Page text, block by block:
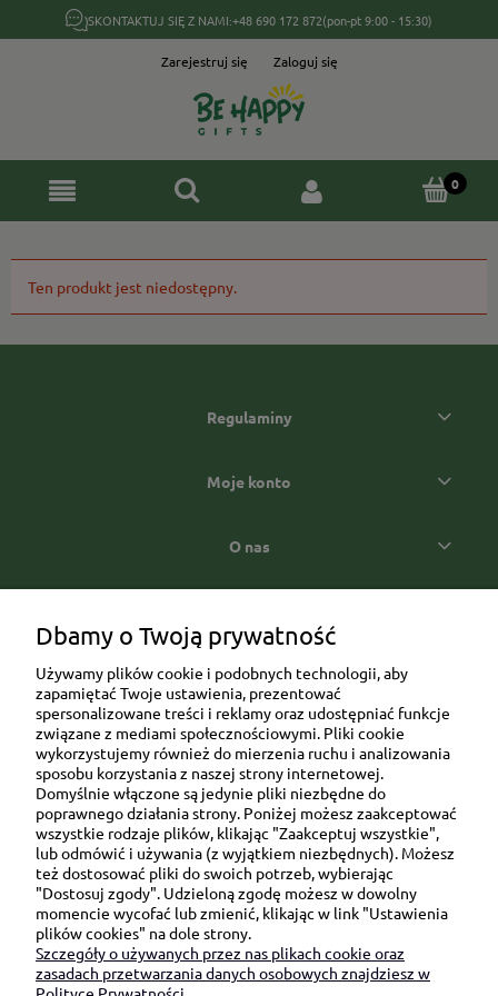
SKONTAKTUJ SIĘ Z NAMI:+48 690 172 872(pon-pt 9:00 - 15:30)
Zarejestruj się Zaloguj się
Ten produkt jest niedostępny.
Regulaminy
Moje konto
O nas
Ul. Brukowa 6/8 lok. 57/58
91-341 Łódź
NIP: 6751510615
SKONTAKTUJ SIĘ Z NAMI:
sklep@be-happygifts.com
+48 690 172 872
Dbamy o Twoją prywatność
Używamy plików cookie i podobnych technologii, aby
zapamiętać Twoje ustawienia, prezentować
spersonalizowane treści i reklamy oraz udostępniać funkcje
związane z mediami społecznościowymi. Pliki cookie
wykorzystujemy również do mierzenia ruchu i analizowania
sposobu korzystania z naszej strony internetowej.
Domyślnie włączone są jedynie pliki niezbędne do
poprawnego działania strony. Poniżej możesz zaakceptować
wszystkie rodzaje plików, klikając "Zaakceptuj wszystkie",
lub odmówić i używania (z wyjątkiem niezbędnych). Możesz
też dostosować pliki do swoich potrzeb, wybierając
"Dostosuj zgody". Udzieloną zgodę możesz w dowolny
momencie wycofać lub zmienić, klikając w link "Ustawienia
plików cookies" na dole strony.
Szczegóły o używanych przez nas plikach cookie oraz
zasadach przetwarzania danych osobowych znajdziesz w